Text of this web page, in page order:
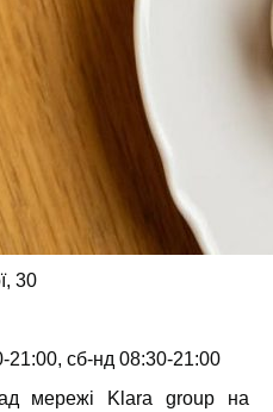
30
21:00, сб-нд 08:30-21:00
мережі Klara group на